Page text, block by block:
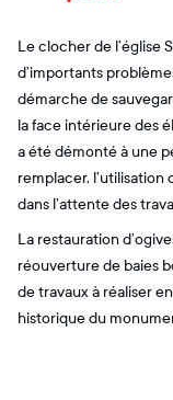
Le clocher de l’église
d’importants
démarche de
la face intérieure des
a été démonté à une
remplacer, l’utilisation
dans l’attente des
La restauration
réouverture de baies
de travaux à réaliser
historique du